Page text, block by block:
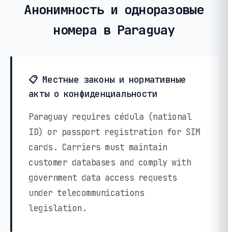
Анонимность и одноразовые
номера в Paraguay
📋 Местные законы и нормативные
акты о конфиденциальности
Paraguay requires cédula (national
ID) or passport registration for SIM
cards. Carriers must maintain
customer databases and comply with
government data access requests
under telecommunications
legislation.